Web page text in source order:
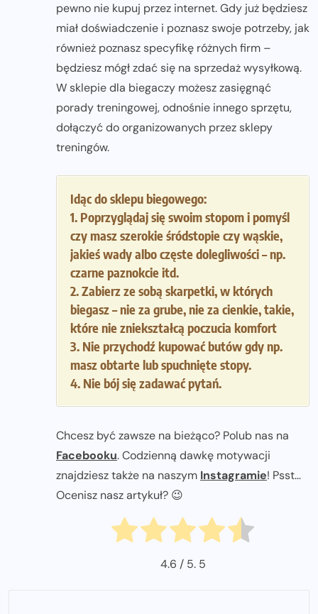
pewno nie kupuj przez internet. Gdy już będziesz
miał doświadczenie i poznasz swoje potrzeby, jak
również poznasz specyfikę różnych firm –
będziesz mógł zdać się na sprzedaż wysyłkową.
W sklepie dla biegaczy możesz zasięgnąć
porady treningowej, odnośnie innego sprzętu,
dołączyć do organizowanych przez sklepy
treningów.
Idąc do sklepu biegowego:
1. Poprzyglądaj się swoim stopom i pomyśl
czy masz szerokie śródstopie czy wąskie,
jakieś wady albo częste dolegliwości – np.
czarne paznokcie itd.
2. Zabierz ze sobą skarpetki, w których
biegasz – nie za grube, nie za cienkie, takie,
które nie zniekształcą poczucia komfort
3. Nie przychodź kupować butów gdy np.
masz obtarte lub spuchnięte stopy.
4. Nie bój się zadawać pytań.
Chcesz być zawsze na bieżąco? Polub nas na
Facebooku. Codzienną dawkę motywacji
znajdziesz także na naszym Instagramie! Psst...
Ocenisz nasz artykuł? 😉
4.6 / 5. 5